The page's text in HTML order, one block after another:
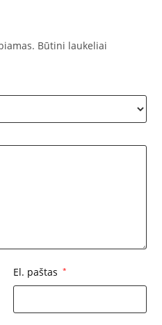
Būtini laukeliai
El. paštas *